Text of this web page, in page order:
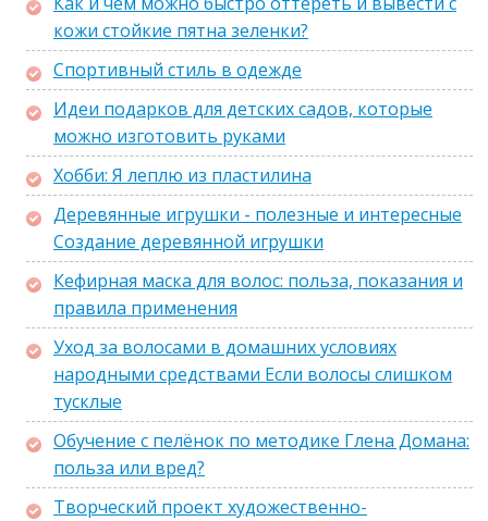
кожи стойкие пятна зеленки?
Спортивный стиль в одежде
Идеи подарков для детских садов, которые
можно изготовить руками
Хобби: Я леплю из пластилина
Деревянные игрушки - полезные и интересные
Создание деревянной игрушки
Кефирная маска для волос: польза, показания и
правила применения
Уход за волосами в домашних условиях
народными средствами Если волосы слишком
тусклые
Обучение с пелёнок по методике Глена Домана:
польза или вред?
Творческий проект художественно-